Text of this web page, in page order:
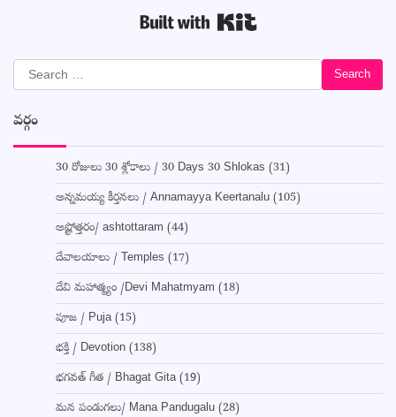
Search
for:
వర్గం
30 రోజులు 30 శ్లోకాలు / 30 Days 30 Shlokas (31)
అన్నమయ్య కీర్తనలు / Annamayya Keertanalu (105)
అష్టోత్తరం/ ashtottaram (44)
దేవాలయాలు / Temples (17)
దేవి మహాత్మ్యం /Devi Mahatmyam (18)
పూజ / Puja(15)
భక్తి / Devotion (138)
భగవత్ గీత / Bhagat Gita(19)
మన పండుగలు/ Mana Pandugalu (28)